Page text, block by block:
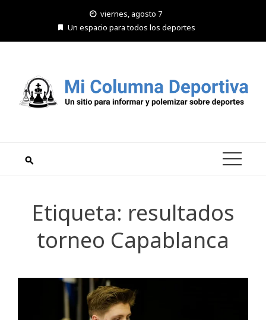
viernes, agosto 7
Un espacio para todos los deportes
Etiqueta: resultados
torneo Capablanca